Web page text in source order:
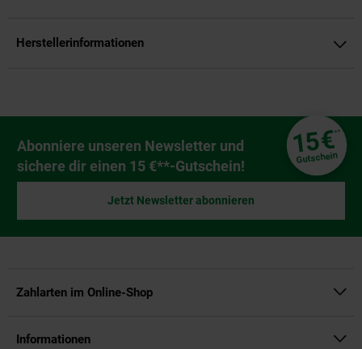
Herstellerinformationen
Newsletter Anmeldung
Abonniere unseren Newsletter und
sichere dir einen 15 €**-Gutschein!
15€**
Gutschein
Jetzt Newsletter abonnieren
Zahlarten im Online-Shop
Informationen